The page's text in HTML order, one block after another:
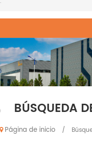
BÚSQUEDA
Página de inicio /